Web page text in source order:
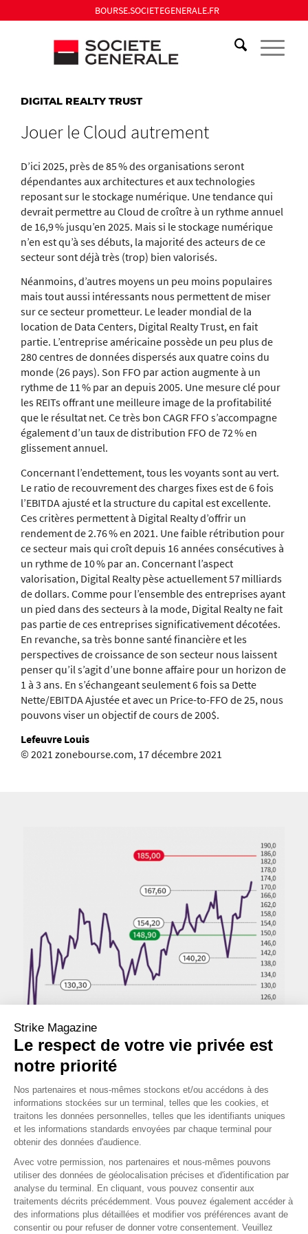
BOURSE.SOCIETEGENERALE.FR
DIGITAL REALTY TRUST
Jouer le Cloud autrement
D’ici 2025, près de 85 % des organisations seront
dépendantes aux architectures et aux technologies
reposant sur le stockage numérique. Une tendance qui
devrait permettre au Cloud de croître à un rythme annuel
de 16,9 % jusqu’en 2025. Mais si le stockage numérique
n’en est qu’à ses débuts, la majorité des acteurs de ce
secteur sont déjà très (trop) bien valorisés.
Néanmoins, d’autres moyens un peu moins populaires
mais tout aussi intéressants nous permettent de miser
sur ce secteur prometteur. Le leader mondial de la
location de Data Centers, Digital Realty Trust, en fait
partie. L’entreprise américaine possède un peu plus de
280 centres de données dispersés aux quatre coins du
monde (26 pays). Son FFO par action augmente à un
rythme de 11 % par an depuis 2005. Une mesure clé pour
les REITs offrant une meilleure image de la profitabilité
que le résultat net. Ce très bon CAGR FFO s’accompagne
également d’un taux de distribution FFO de 72 % en
glissement annuel.
Concernant l’endettement, tous les voyants sont au vert.
Le ratio de recouvrement des charges fixes est de 6 fois
l’EBITDA ajusté et la structure du capital est excellente.
Ces critères permettent à Digital Realty d’offrir un
rendement de 2.76 % en 2021. Une faible rétribution pour
ce secteur mais qui croît depuis 16 années consécutives à
un rythme de 10 % par an. Concernant l’aspect
valorisation, Digital Realty pèse actuellement 57 milliards
de dollars. Comme pour l’ensemble des entreprises ayant
un pied dans des secteurs à la mode, Digital Realty ne fait
pas partie de ces entreprises significativement décotées.
En revanche, sa très bonne santé financière et les
perspectives de croissance de son secteur nous laissent
penser qu’il s’agit d’une bonne affaire pour un horizon de
1 à 3 ans. En s’échangeant seulement 6 fois sa Dette
Nette/EBITDA Ajustée et avec un Price-to-FFO de 25, nous
pouvons viser un objectif de cours de 200$.
Lefeuvre Louis
© 2021 zonebourse.com, 17 décembre 2021
Cours au 16 décembre 2021
OPINION MOYEN TERM
OPINION LONG TERME
Strike Magazine
Le respect de votre vie privée est
notre priorité
Nos partenaires et nous-mêmes stockons et/ou accédons à des
informations stockées sur un terminal, telles que les cookies, et
traitons les données personnelles, telles que les identifiants uniques
et les informations standards envoyées par chaque terminal pour
obtenir des données d'audience.
Avec votre permission, nos partenaires et nous-mêmes pouvons
utiliser des données de géolocalisation précises et d'identification par
analyse du terminal. En cliquant, vous pouvez consentir aux
traitements décrits précédemment. Vous pouvez également accéder à
des informations plus détaillées et modifier vos préférences avant de
consentir ou pour refuser de donner votre consentement. Veuillez